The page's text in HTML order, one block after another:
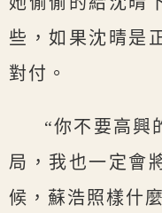
些，如果沈晴是
對付。
“你不要高興
局，我也一定會
候，蘇浩照樣什